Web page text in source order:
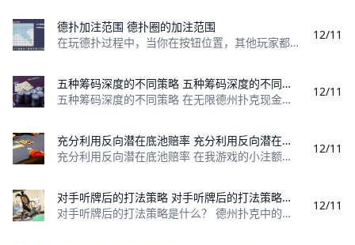
德扑加注范围 德扑圈的加注范围
在玩德扑过程中，当你在按钮位置，其他玩家都弃牌，你该如何游戏呢？ 如图为按钮位置率先加注范围，蓝色区域表示可以加注，手牌后小写的，代表同花色，
12/11
五种筹码深度的不同策略 五种筹码深度的不同策略是什么？
五种筹码深度的不同策略 在无限德州扑克现金局中，常常提到筹码深度一词。简单来说，筹码深度就是你面前有多少筹码。为了方便，在一手牌的进程中往往使
12/11
充分利用反向潜在底池赔率 充分利用反向潜在底池赔率
充分利用反向潜在底池赔率 在我游戏的小注额级别，绝大多数牌手都玩得松而被动，而不是松而激进。因为这种牌局满是休闲牌手，这种普遍玩得松的现象是可
12/11
对手听牌后的打法策略 对手听牌后的打法策略是什么？
对手听牌后的打法策略是什么？ 德州扑克中的一个最讨厌的事情就是——发牌完成了一手听牌，而你没有拿到那个听牌。这篇短文提供的建议将帮你使这种体验
12/11